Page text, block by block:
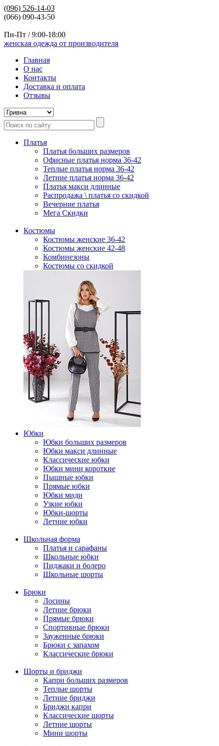
(096) 526-14-03
(066) 090-43-50
Пн-Пт / 9:00-18:00
женская одежда от производителя
Главная
О нас
Контакты
Доставка и оплата
Отзывы
Платья
Платья больших размеров
Офисные платья норма 36-42
Теплые платья норма 36-42
Летние платья норма 36-42
Платья макси длинные
Распродажа \ платья со скидкой
Вечерние платья
Мега Скидки
Костюмы
Костюмы женские 36-42
Костюмы женские 42-48
Комбинезоны
Костюмы со скидкой
Юбки
Юбки больших размеров
Юбки макси длинные
Классические юбки
Юбки мини короткие
Пышные юбки
Прямые юбки
Юбки миди
Узкие юбки
Юбки-шорты
Летние юбки
Школьная форма
Платья и сарафаны
Школьные юбки
Пиджаки и болеро
Школьные шорты
Брюки
Лосины
Летние брюки
Прямые брюки
Спортивные брюки
Зауженные брюки
Брюки с запахом
Классические брюки
Шорты и бриджи
Капри больших размеров
Теплые шорты
Летние бриджи
Бриджи капри
Классические шорты
Летние шорты
Мини шорты